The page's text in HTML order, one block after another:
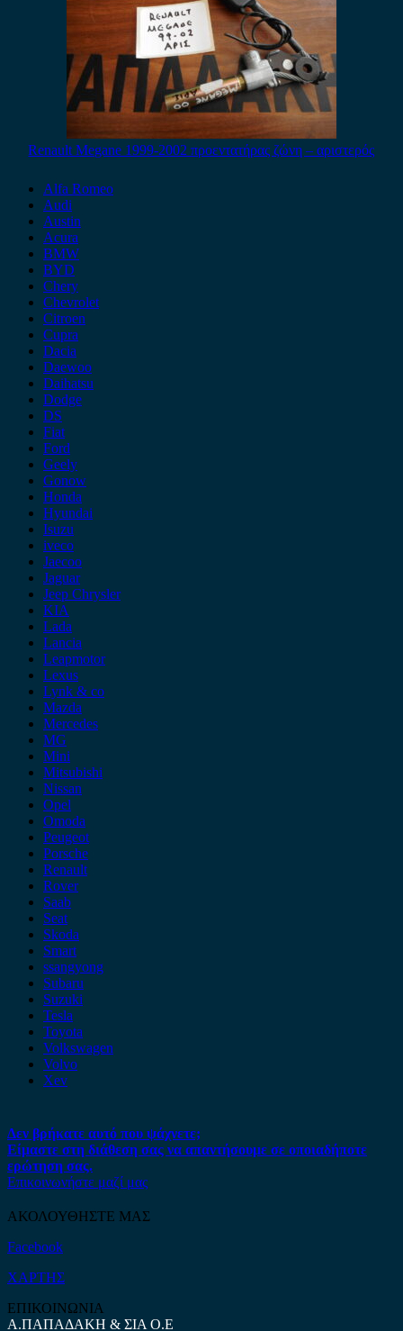
Renault Megane 1999-2002 προεντατήρας ζώνη – αριστερός
Alfa Romeo
Audi
Austin
Acura
BMW
BYD
Chery
Chevrolet
Citroen
Cupra
Dacia
Daewoo
Daihatsu
Dodge
DS
Fiat
Ford
Geely
Gonow
Honda
Hyundai
Isuzu
iveco
Jaecoo
Jaguar
Jeep Chrysler
KIA
Lada
Lancia
Leapmotor
Lexus
Lynk & co
Mazda
Mercedes
MG
Mini
Mitsubishi
Nissan
Opel
Omoda
Peugeot
Porsche
Renault
Rover
Saab
Seat
Skoda
Smart
ssangyong
Subaru
Suzuki
Tesla
Toyota
Volkswagen
Volvo
Xev
Δεν βρήκατε αυτό που ψάχνετε;
Είμαστε στη διάθεση σας να απαντήσουμε σε οποιαδήποτε
ερώτηση σας.
Επικοινωνήστε μαζί μας
ΑΚΟΛΟΥΘΗΣΤΕ ΜΑΣ
Facebook
ΧΑΡΤΗΣ
ΕΠΙΚΟΙΝΩΝΙΑ
Α.ΠΑΠΑΔΑΚΗ & ΣΙΑ Ο.Ε